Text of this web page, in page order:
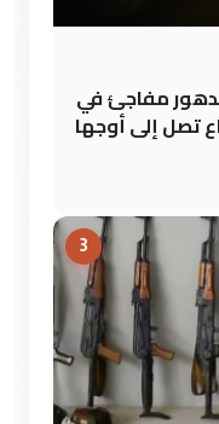
تدهور مفاجئ في
تصل إلى أوجها
3